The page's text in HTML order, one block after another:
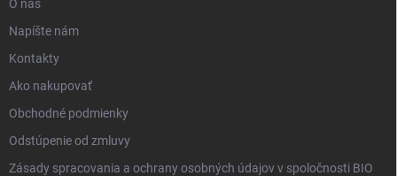
O nás
Napíšte nám
Kontakty
Ako nakupovať
Obchodné podmienky
Odstúpenie od zmluvy
Zásady spracovania a ochrany osobných údajov v spoločnosti BIO